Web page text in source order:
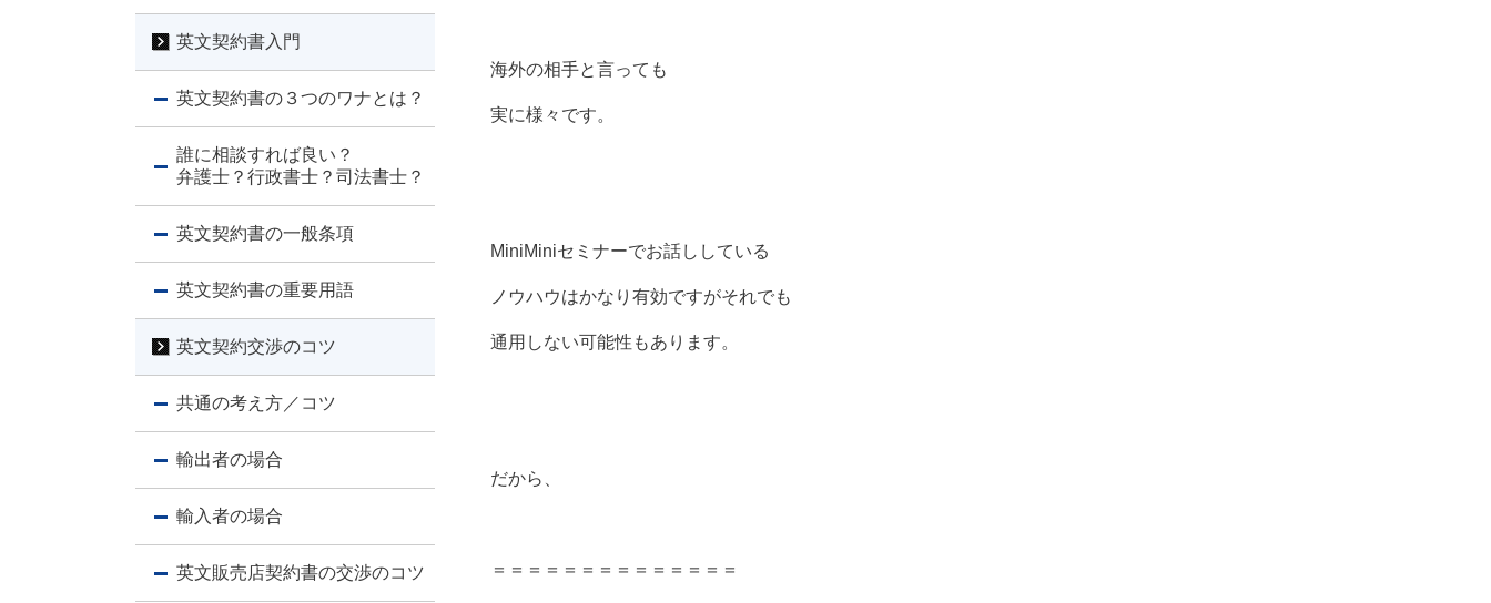
海外の相手と言っても
実に様々です。
MiniMiniセミナーでお話ししている
ノウハウはかなり有効ですがそれでも
通用しない可能性もあります。
だから、
＝＝＝＝＝＝＝＝＝＝＝＝＝＝
英文契約書入門
英文契約書の３つのワナとは？
誰に相談すれば良い？
弁護士？行政書士？司法書士？
英文契約書の一般条項
英文契約書の重要用語
英文契約交渉のコツ
共通の考え方／コツ
輸出者の場合
輸入者の場合
英文販売店契約書の交渉のコツ